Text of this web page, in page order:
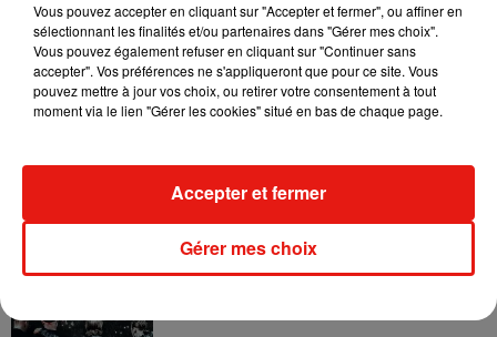
6 août 2026
Il y a 10 ans, DJ Snake changeait de
dimension avec son premier...
Fred again.. et Latin Mafia dévoilent enfin
leur mixtape créée en...
Vous pouvez accepter en cliquant sur "Accepter et fermer", ou affiner en
sélectionnant les finalités et/ou partenaires dans "Gérer mes choix".
Vous pouvez également refuser en cliquant sur "Continuer sans
accepter". Vos préférences ne s'appliqueront que pour ce site. Vous
pouvez mettre à jour vos choix, ou retirer votre consentement à tout
moment via le lien "Gérer les cookies" situé en bas de chaque page.
Gérer mes choix
Accepter et fermer